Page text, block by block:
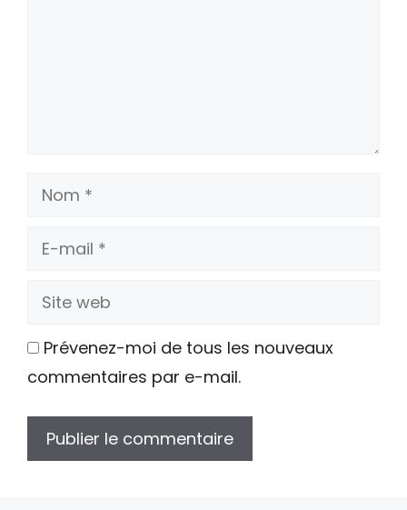
Nom
E-
Site
Prévenez-moi de tous les nouveaux
commentaires par e-mail.